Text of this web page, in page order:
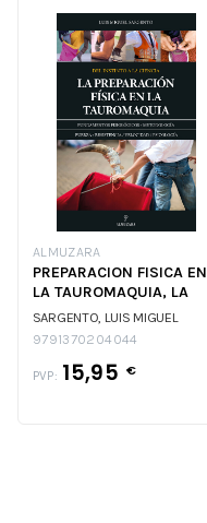
ALMUZARA
PREPARACION FISICA EN
LA TAUROMAQUIA, LA
SARGENTO, LUIS MIGUEL
9791370204044
PVP: 15,95 €